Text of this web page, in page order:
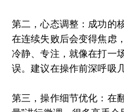
第二，心态调整：成功的
在连续失败后会变得焦虑
冷静、专注，就像在打一
误。建议在操作前深呼吸
第三，操作细节优化：在